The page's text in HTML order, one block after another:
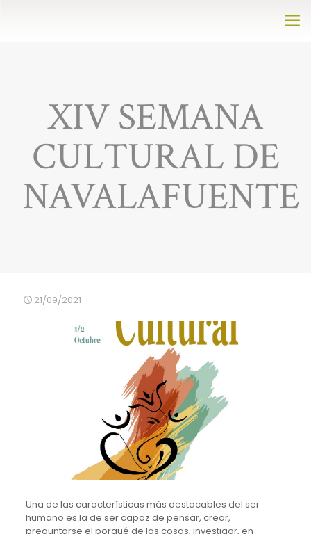
XIV SEMANA
CULTURAL DE
NAVALAFUENTE
21/09/2021
Una de las características más destacables del ser
humano es la de ser capaz de pensar, crear,
preguntarse el porqué de las cosas, investigar, en